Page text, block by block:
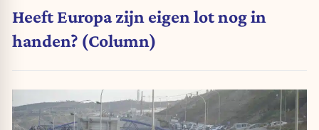
Heeft Europa zijn eigen lot nog in
handen? (Column)